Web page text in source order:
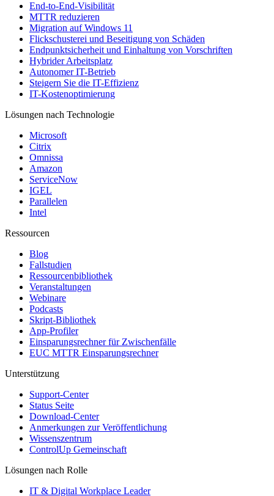
End-to-End-Visibilität
MTTR reduzieren
Migration auf Windows 11
Flickschusterei und Beseitigung von Schäden
Endpunktsicherheit und Einhaltung von Vorschriften
Hybrider Arbeitsplatz
Autonomer IT-Betrieb
Steigern Sie die IT-Effizienz
IT-Kostenoptimierung
Lösungen nach Technologie
Microsoft
Citrix
Omnissa
Amazon
ServiceNow
IGEL
Parallelen
Intel
Ressourcen
Blog
Fallstudien
Ressourcenbibliothek
Veranstaltungen
Webinare
Podcasts
Skript-Bibliothek
App-Profiler
Einsparungsrechner für Zwischenfälle
EUC MTTR Einsparungsrechner
Unterstützung
Support-Center
Status Seite
Download-Center
Anmerkungen zur Veröffentlichung
Wissenszentrum
ControlUp Gemeinschaft
Lösungen nach Rolle
IT & Digital Workplace Leader